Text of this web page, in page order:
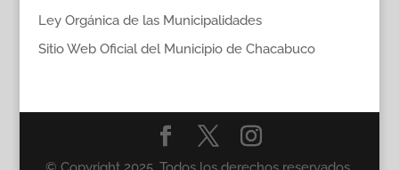
Ley Orgánica de las Municipalidades
Sitio Web Oficial del Municipio de Chacabuco